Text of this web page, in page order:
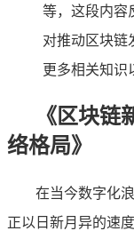
等，这段内容
对推动区块链
更多相关知识
《区块链
络格局》
在当今数字化
正以日新月异的速